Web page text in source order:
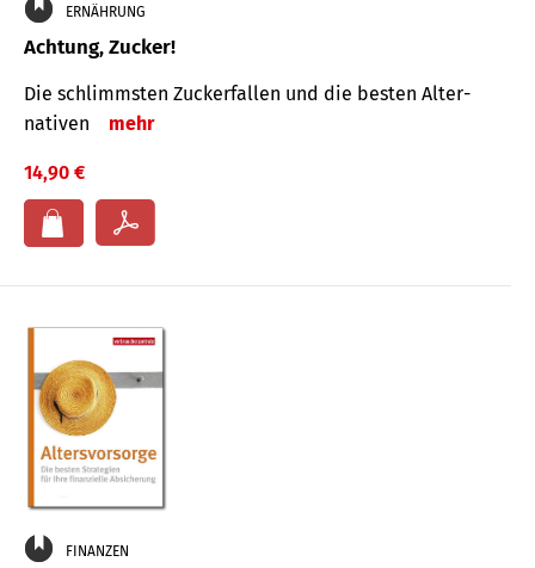
ERNÄHRUNG
Achtung, Zucker!
Die schlimmsten Zucker­fallen und die besten Alter­
nativen
mehr
14,90 €
FINANZEN